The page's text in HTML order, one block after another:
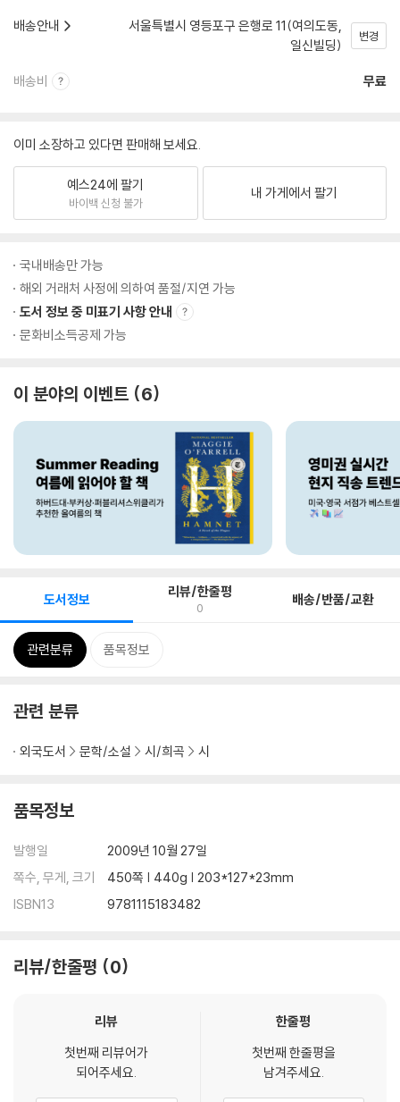
배송안내
서울특별시 영등포구 은행로 11(여의도동,
일신빌딩)
변경
배송비 무료
이미 소장하고 있다면 판매해 보세요.
예스24에 팔기
바이백 신청 불가
내 가게에서 팔기
국내배송만 가능
해외 거래처 사정에 의하여 품절/지연 가능
도서 정보 중 미표기 사항 안내
문화비소득공제 가능
이 분야의 이벤트 6
도서정보 리뷰/한줄평
0 배송/반품/교환
관련분류 품목정보
관련 분류
외국도서 문학/소설 시/희곡 시
품목정보
발행일
2009년 10월 27일
쪽수, 무게, 크기
450쪽 | 440g | 203*127*23mm
ISBN13
9781115183482
리뷰/한줄평 0
리뷰
첫번째 리뷰어가
되어주세요.
한줄평
첫번째 한줄평을
남겨주세요.